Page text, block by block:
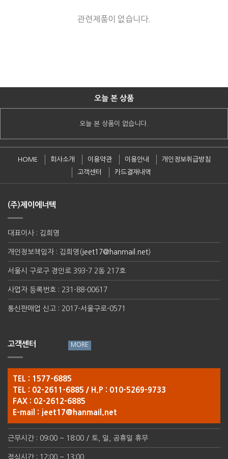
관련제품이 없습니다.
오늘 본 상품
오늘 본 상품이 없습니다.
HOME 회사소개 이용약관 이용안내
개인정보취급방침
고객센터
카드결재내역
(주)제이에너텍
대표이사 : 김희영
개인정보책임자 : 김희영( jeet17@hanmail.net)
서울시 구로구 경인로 393-7 2동 217호
사업자 등록번호 : 231-88-00617
통신판매업 신고 : 2017-서울구로-0571
고객센터
TEL : 1577-6885
TEL : 02-2611-6885 / H.P : 010-5269-9733
FAX : 02-2612-6885
E-mail : jeet17@hanmail.net
근무시간 : 09:00 ~ 18:00 / 토, 일, 공휴일 휴무
점심시간 : 12:00 ~ 13:00